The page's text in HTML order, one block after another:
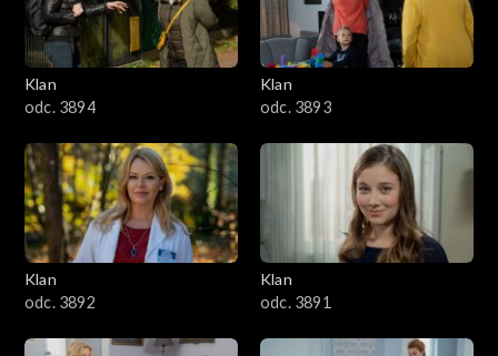
3501–3600
3401–3500
3201–3300
3101–3200
3001–3100
2901–3000
Klan
odc. 3894
Klan
odc. 3893
Klan
odc. 3892
Klan
odc. 3891